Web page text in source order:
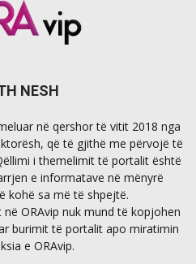
NESH
në qershor të vitit 2018 nga
që të gjithë me përvojë të
i themelimit të portalit është
e informatave në mënyrë
kohë sa më të shpejtë.
ORAvip nuk mund të kopjohen
burimit të portalit apo miratimin
e ORAvip.